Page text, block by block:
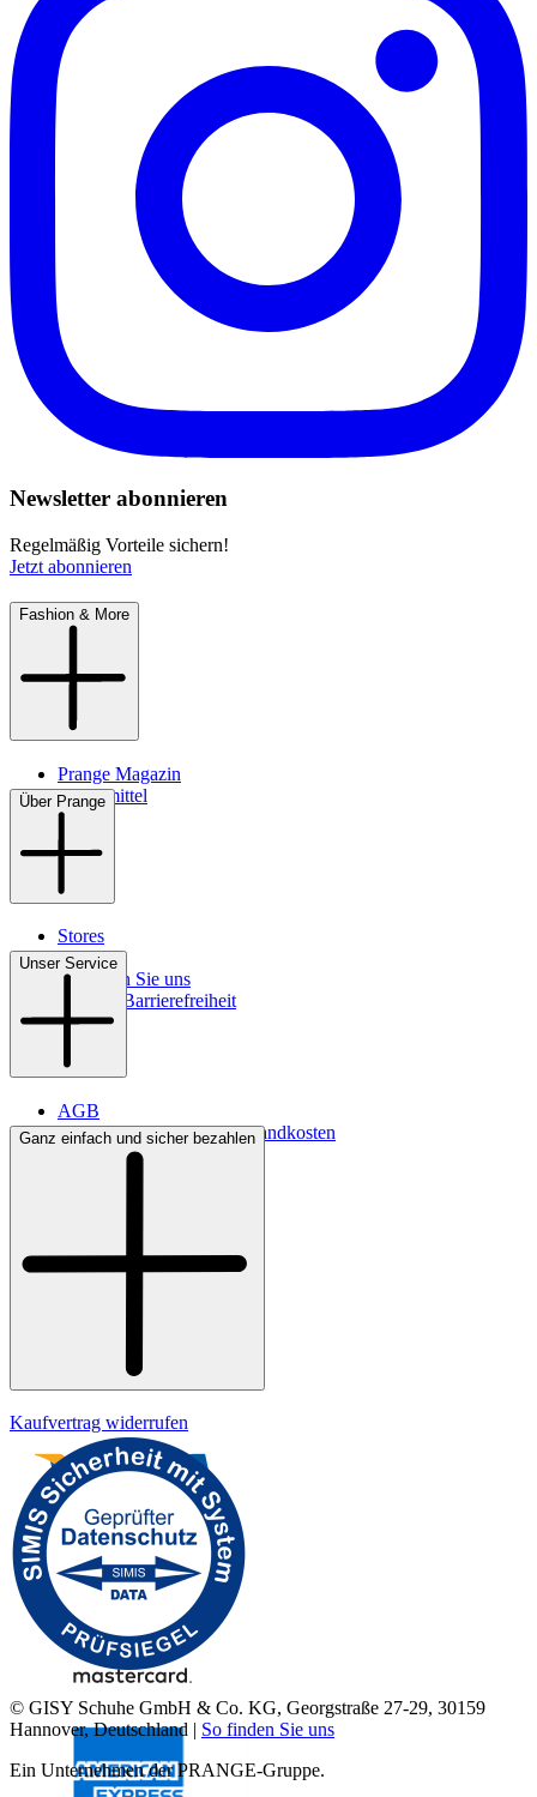
Newsletter abonnieren
Regelmäßig Vorteile sichern!
Jetzt abonnieren
Fashion & More
Prange Magazin
Pflegemittel
Über Prange
Stores
Kontakt
So finden Sie uns
Digitale Barrierefreiheit
Unser Service
AGB
Lieferbedingungen & Versandkosten
Bezahlung
Ganz einfach und sicher bezahlen
Kaufvertrag widerrufen
© GISY Schuhe GmbH & Co. KG, Georgstraße 27-29, 30159
Hannover, Deutschland | So finden Sie uns
Ein Unternehmen der PRANGE-Gruppe.